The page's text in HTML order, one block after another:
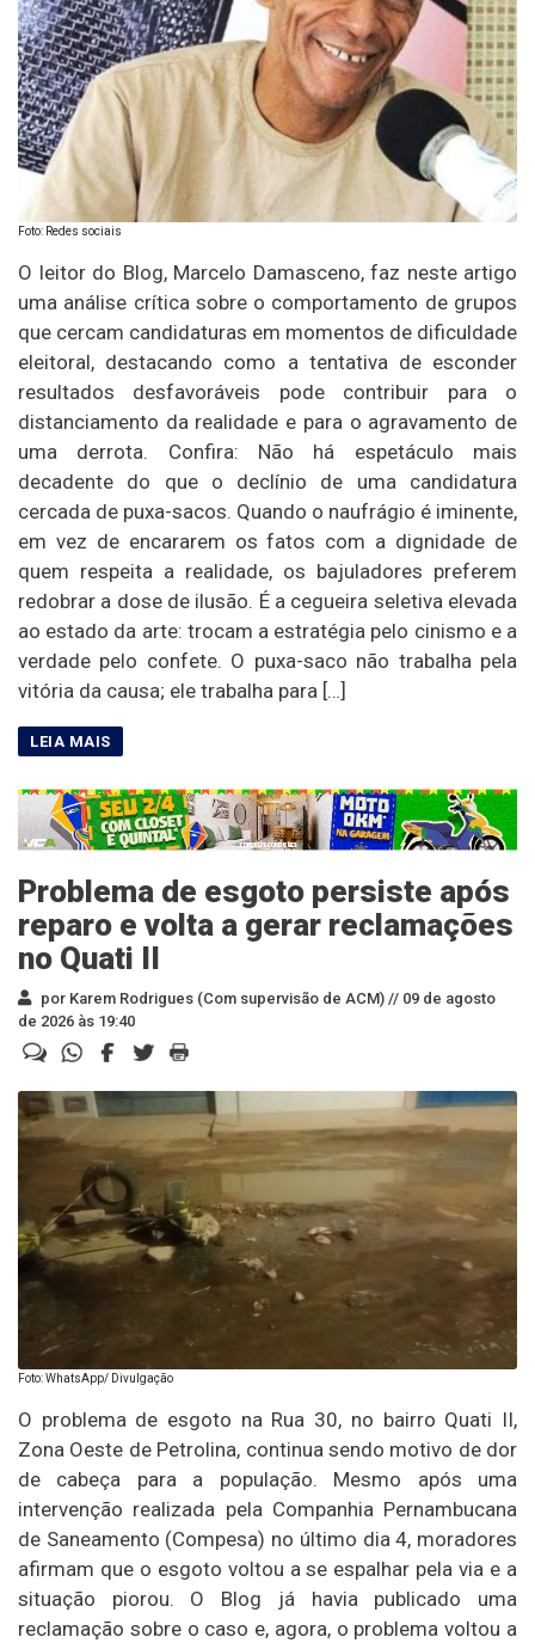
Foto: Redes sociais
O leitor do Blog, Marcelo Damasceno, faz neste artigo
uma análise crítica sobre o comportamento de grupos
que cercam candidaturas em momentos de dificuldade
eleitoral, destacando como a tentativa de esconder
resultados desfavoráveis pode contribuir para o
distanciamento da realidade e para o agravamento de
uma derrota. Confira: Não há espetáculo mais
decadente do que o declínio de uma candidatura
cercada de puxa-sacos. Quando o naufrágio é iminente,
em vez de encararem os fatos com a dignidade de
quem respeita a realidade, os bajuladores preferem
redobrar a dose de ilusão. É a cegueira seletiva elevada
ao estado da arte: trocam a estratégia pelo cinismo e a
verdade pelo confete. O puxa-saco não trabalha pela
vitória da causa; ele trabalha para […]
Problema de esgoto persiste após
reparo e volta a gerar reclamações
no Quati II
por Karem Rodrigues (Com supervisão de ACM) // 09 de agosto
de 2026 às 19:40
Foto: WhatsApp/ Divulgação
O problema de esgoto na Rua 30, no bairro Quati II,
Zona Oeste de Petrolina, continua sendo motivo de dor
de cabeça para a população. Mesmo após uma
intervenção realizada pela Companhia Pernambucana
de Saneamento (Compesa) no último dia 4, moradores
afirmam que o esgoto voltou a se espalhar pela via e a
situação piorou. O Blog já havia publicado uma
reclamação sobre o caso e, agora, o problema voltou a